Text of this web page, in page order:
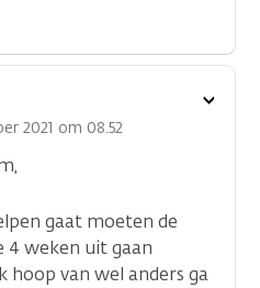
2021 om 08.52
gaat moeten de
4 weken uit gaan
hoop van wel anders ga
Toon